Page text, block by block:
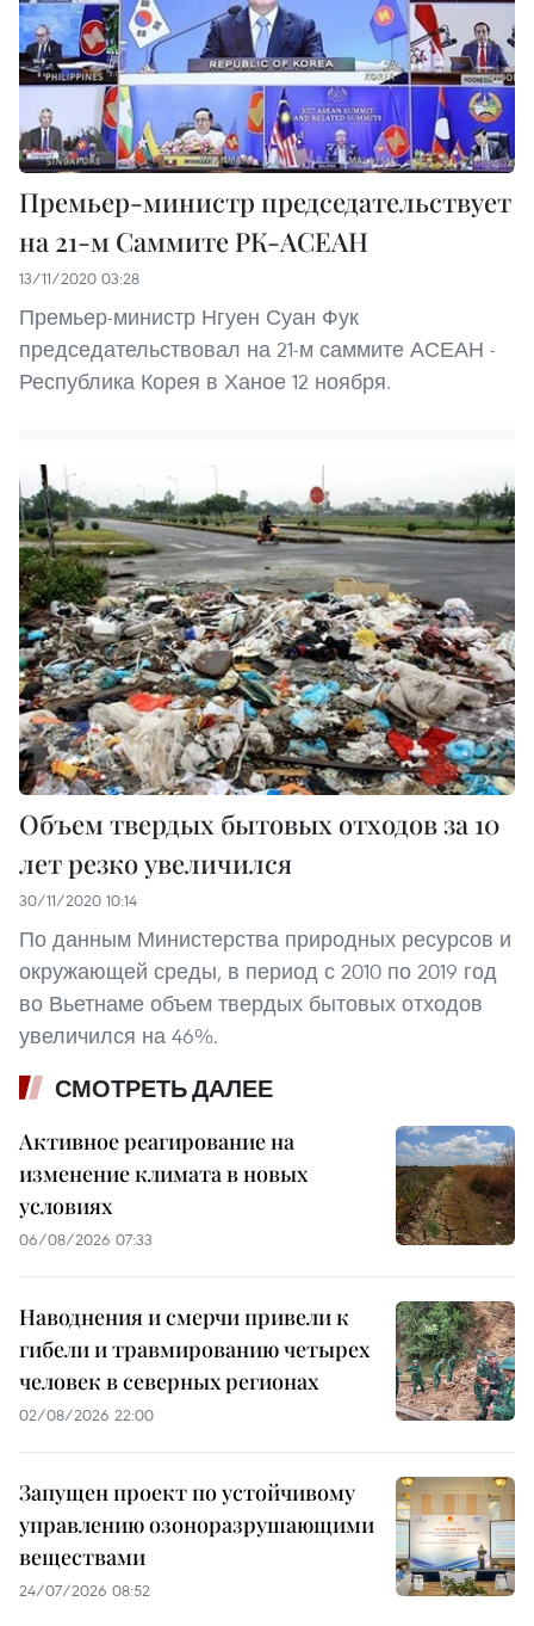
Премьер-министр председательствует
на 21-м Саммите РК-АСЕАН
13/11/2020 03:28
Премьер-министр Нгуен Суан Фук
председательствовал на 21-м саммите АСЕАН -
Республика Корея в Ханое 12 ноября.
Объем твердых бытовых отходов за 10
лет резко увеличился
30/11/2020 10:14
По данным Министерства природных ресурсов и
окружающей среды, в период с 2010 по 2019 год
во Вьетнаме объем твердых бытовых отходов
увеличился на 46%.
СМОТРЕТЬ ДАЛЕЕ
Активное реагирование на
изменение климата в новых
условиях
06/08/2026 07:33
Наводнения и смерчи привели к
гибели и травмированию четырех
человек в северных регионах
02/08/2026 22:00
Запущен проект по устойчивому
управлению озоноразрушающими
веществами
24/07/2026 08:52